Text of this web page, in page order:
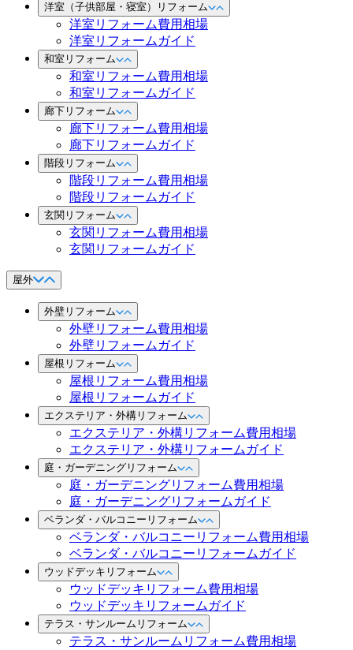
洋室（子供部屋・寝室）リフォーム
洋室リフォーム費用相場
洋室リフォームガイド
和室リフォーム
和室リフォーム費用相場
和室リフォームガイド
廊下リフォーム
廊下リフォーム費用相場
廊下リフォームガイド
階段リフォーム
階段リフォーム費用相場
階段リフォームガイド
玄関リフォーム
玄関リフォーム費用相場
玄関リフォームガイド
屋外
外壁リフォーム
外壁リフォーム費用相場
外壁リフォームガイド
屋根リフォーム
屋根リフォーム費用相場
屋根リフォームガイド
エクステリア・外構リフォーム
エクステリア・外構リフォーム費用相場
エクステリア・外構リフォームガイド
庭・ガーデニングリフォーム
庭・ガーデニングリフォーム費用相場
庭・ガーデニングリフォームガイド
ベランダ・バルコニーリフォーム
ベランダ・バルコニーリフォーム費用相場
ベランダ・バルコニーリフォームガイド
ウッドデッキリフォーム
ウッドデッキリフォーム費用相場
ウッドデッキリフォームガイド
テラス・サンルームリフォーム
テラス・サンルームリフォーム費用相場